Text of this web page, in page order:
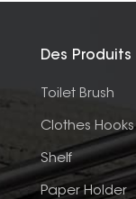
Des Produits
Toilet Brush
Clothes Hooks
Shelf
Paper Holder